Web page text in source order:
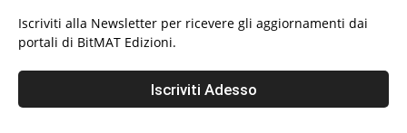
Iscriviti alla Newsletter per ricevere gli aggiornamenti dai
portali di BitMAT Edizioni.